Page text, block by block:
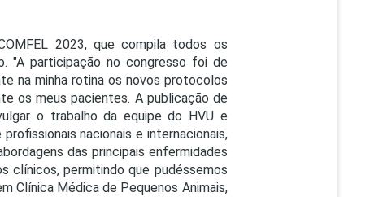
2023, que compila todos os
"A participação no congresso foi de
na minha rotina os novos protocolos
os meus pacientes. A publicação de
o trabalho da equipe do HVU e
nacionais e internacionais,
das principais enfermidades
clínicos, permitindo que pudéssemos
Clínica Médica de Pequenos Animais,